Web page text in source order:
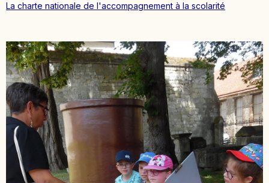
La charte nationale de l'accompagnement à la scolarité